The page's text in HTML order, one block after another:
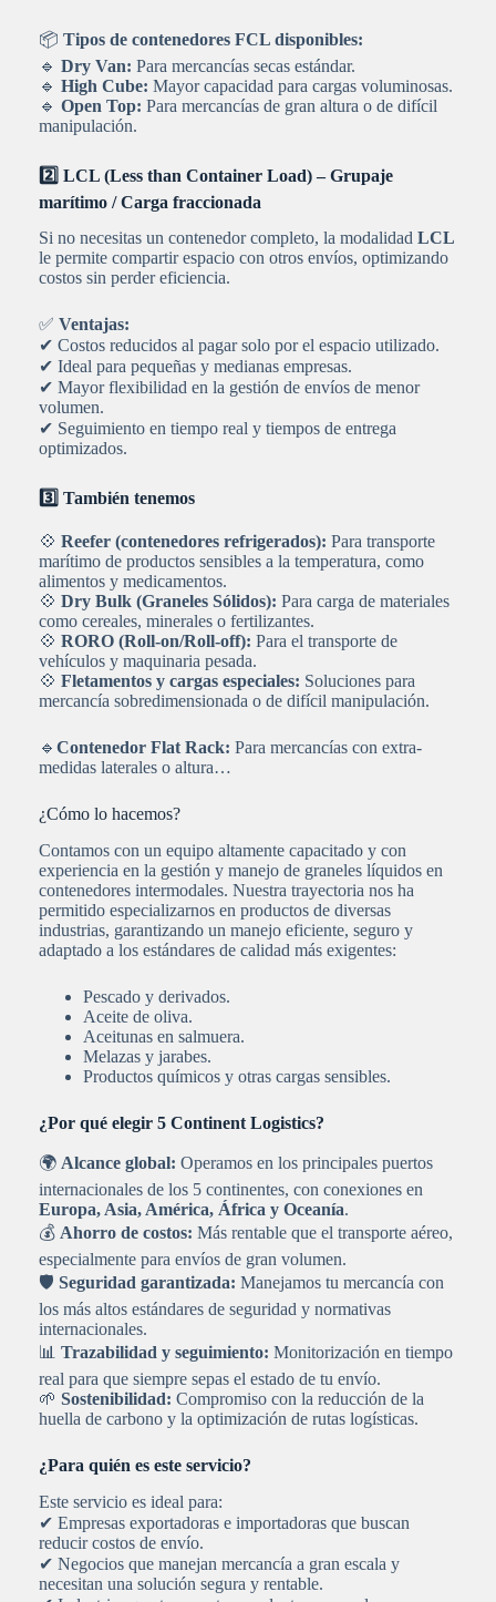
📦 Tipos de contenedores FCL disponibles:
🔹 Dry Van: Para mercancías secas estándar.
🔹 High Cube: Mayor capacidad para cargas voluminosas.
🔹 Open Top: Para mercancías de gran altura o de difícil
manipulación.
2️⃣ LCL (Less than Container Load) – Grupaje
marítimo / Carga fraccionada
Si no necesitas un contenedor completo, la modalidad LCL
le permite compartir espacio con otros envíos, optimizando
costos sin perder eficiencia.
✅ Ventajas:
✔ Costos reducidos al pagar solo por el espacio utilizado.
✔ Ideal para pequeñas y medianas empresas.
✔ Mayor flexibilidad en la gestión de envíos de menor
volumen.
✔ Seguimiento en tiempo real y tiempos de entrega
optimizados.
3️⃣ También tenemos
💠 Reefer (contenedores refrigerados): Para transporte
marítimo de productos sensibles a la temperatura, como
alimentos y medicamentos.
💠 Dry Bulk (Graneles Sólidos): Para carga de materiales
como cereales, minerales o fertilizantes.
💠 RORO (Roll-on/Roll-off): Para el transporte de
vehículos y maquinaria pesada.
💠 Fletamentos y cargas especiales: Soluciones para
mercancía sobredimensionada o de difícil manipulación.
🔹 Contenedor Flat Rack: Para mercancías con extra-
medidas laterales o altura…
¿Cómo lo hacemos?
Contamos con un equipo altamente capacitado y con
experiencia en la gestión y manejo de graneles líquidos en
contenedores intermodales. Nuestra trayectoria nos ha
permitido especializarnos en productos de diversas
industrias, garantizando un manejo eficiente, seguro y
adaptado a los estándares de calidad más exigentes:
Pescado y derivados.
Aceite de oliva.
Aceitunas en salmuera.
Melazas y jarabes.
Productos químicos y otras cargas sensibles.
¿Por qué elegir 5 Continent Logistics?
🌍 Alcance global: Operamos en los principales puertos
internacionales de los 5 continentes, con conexiones en
Europa, Asia, América, África y Oceanía.
💰 Ahorro de costos: Más rentable que el transporte aéreo,
especialmente para envíos de gran volumen.
🛡 Seguridad garantizada: Manejamos tu mercancía con
los más altos estándares de seguridad y normativas
internacionales.
📊 Trazabilidad y seguimiento: Monitorización en tiempo
real para que siempre sepas el estado de tu envío.
🌱 Sostenibilidad: Compromiso con la reducción de la
huella de carbono y la optimización de rutas logísticas.
¿Para quién es este servicio?
Este servicio es ideal para:
✔ Empresas exportadoras e importadoras que buscan
reducir costos de envío.
✔ Negocios que manejan mercancía a gran escala y
necesitan una solución segura y rentable.